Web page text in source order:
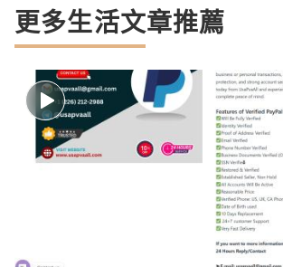
更多生活文章推薦